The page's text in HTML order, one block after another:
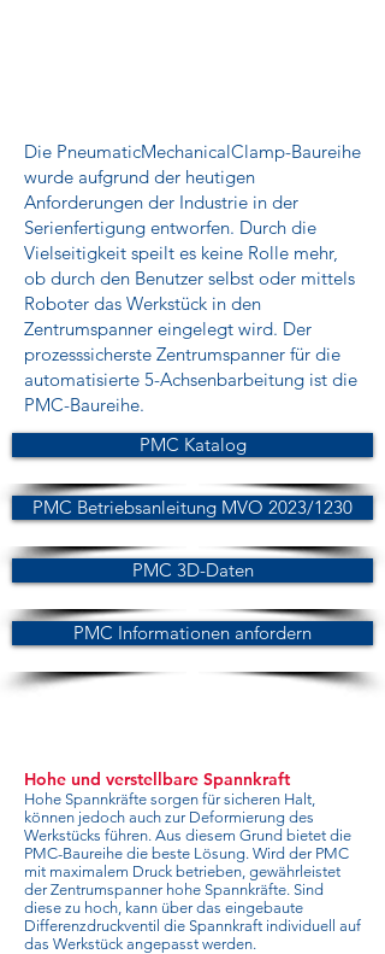
Die PneumaticMechanicalClamp-Baureihe
wurde aufgrund der heutigen
Anforderungen der Industrie in der
Serienfertigung entworfen. Durch die
Vielseitigkeit speilt es keine Rolle mehr,
ob durch den Benutzer selbst oder mittels
Roboter das Werkstück in den
Zentrumspanner eingelegt wird. Der
prozesssicherste Zentrumspanner für die
automatisierte 5-Achsenbarbeitung ist die
PMC-Baureihe.
PMC Katalog
PMC Betriebsanleitung MVO 2023/1230
PMC 3D-Daten
PMC Informationen anfordern
Hohe und verstellbare Spannkraft
Hohe Spannkräfte sorgen für sicheren Halt,
können jedoch auch zur Deformierung des
Werkstücks führen. Aus diesem Grund bietet die
PMC-Baureihe die beste Lösung. Wird der PMC
mit maximalem Druck betrieben, gewährleistet
der Zentrumspanner hohe Spannkräfte. Sind
diese zu hoch, kann über das eingebaute
Differenzdruckventil die Spannkraft individuell auf
das Werkstück angepasst werden.